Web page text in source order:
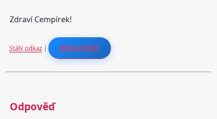
Zdraví Cempírek!
Stálý odkaz| REAGOVAT
Odpověď